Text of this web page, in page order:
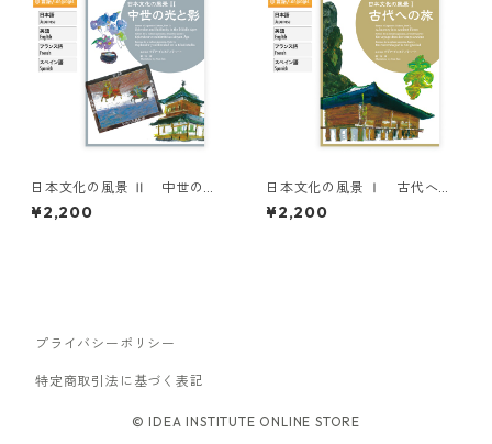
日本文化の風景 Ⅱ 中世の光
と影 / Scenes of Japanese C
ulture, Part Ⅱ: Splendor an
¥2,200
日本文化の風景 Ⅰ 古代への
旅 / Scenes of Japanese Cul
ture, Part Ⅰ: A Journey int
¥2,200
プライバシーポリシー
特定商取引法に基づく表記
© IDEA INSTITUTE ONLINE STORE